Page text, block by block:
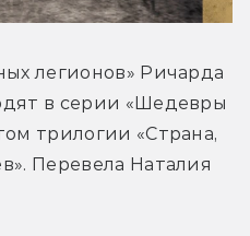
легионов» Ричарда
в серии «Шедевры
трилогии «Страна,
Перевела Наталия